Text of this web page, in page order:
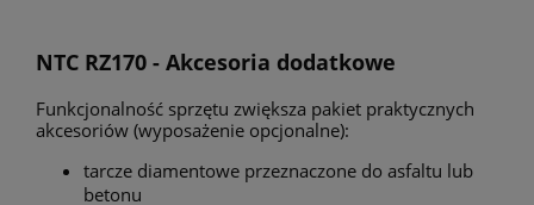
NTC RZ170 - Akcesoria dodatkowe
Funkcjonalność sprzętu zwiększa pakiet praktycznych
akcesoriów (wyposażenie opcjonalne):
tarcze diamentowe przeznaczone do asfaltu lub
betonu